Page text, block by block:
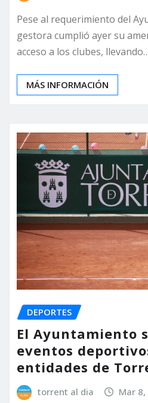
Pese al requerimiento del
gestora cumplió ayer su
acceso a los clubes,
MÁS INFORMACIÓN
DEPORTES
El Ayuntamiento
eventos
entidades de
torrent al dia Mar